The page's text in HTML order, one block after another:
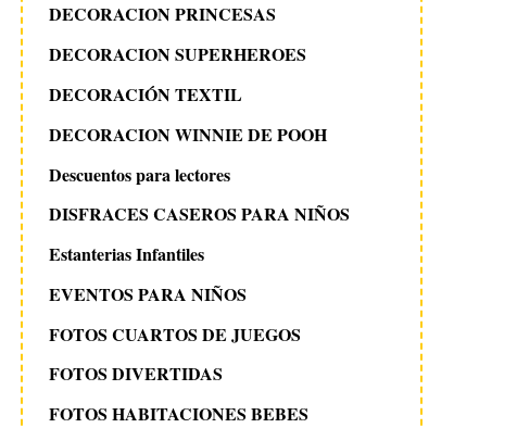
DECORACION PRINCESAS
DECORACION SUPERHEROES
DECORACIÓN TEXTIL
DECORACION WINNIE DE POOH
Descuentos para lectores
DISFRACES CASEROS PARA NIÑOS
Estanterias Infantiles
EVENTOS PARA NIÑOS
FOTOS CUARTOS DE JUEGOS
FOTOS DIVERTIDAS
FOTOS HABITACIONES BEBES